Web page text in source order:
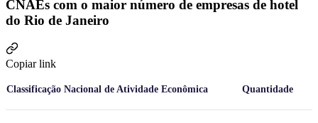
CNAEs com o maior número de empresas de hotel
do Rio de Janeiro
Copiar link
Classificação Nacional de Atividade Econômica Quantidade